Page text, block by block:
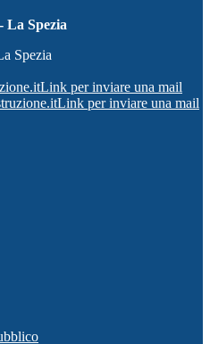
La Spezia
Spezia
Link per inviare una mail
Link per inviare una mail